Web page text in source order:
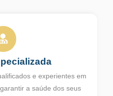
e experientes em
a saúde dos seus